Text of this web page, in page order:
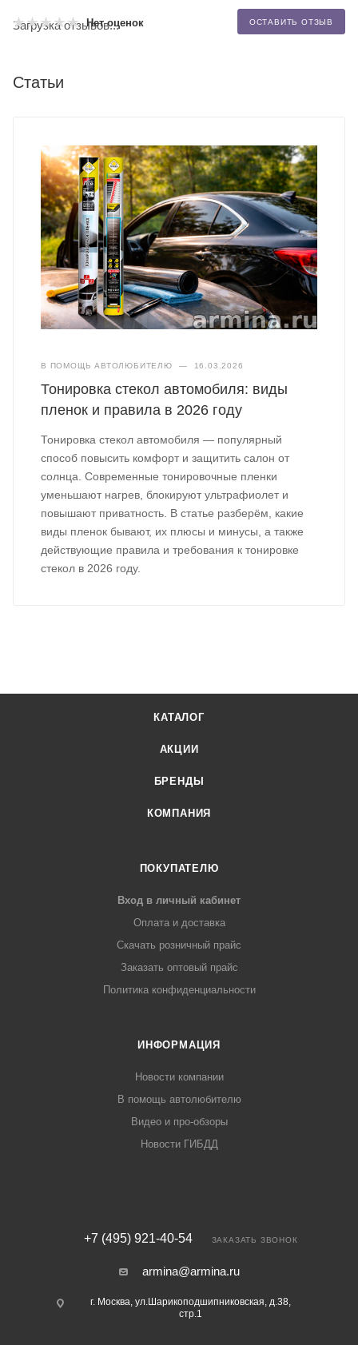
Нет оценок ОСТАВИТЬ ОТЗЫВ
Загрузка отзывов...
Статьи
В ПОМОЩЬ АВТОЛЮБИТЕЛЮ — 16.03.2026
Тонировка стекол автомобиля: виды
пленок и правила в 2026 году
Тонировка стекол автомобиля — популярный
способ повысить комфорт и защитить салон от
солнца. Современные тонировочные пленки
уменьшают нагрев, блокируют ультрафиолет и
повышают приватность. В статье разберём, какие
виды пленок бывают, их плюсы и минусы, а также
действующие правила и требования к тонировке
стекол в 2026 году.
КАТАЛОГ
АКЦИИ
БРЕНДЫ
КОМПАНИЯ
ПОКУПАТЕЛЮ
Вход в личный кабинет
Оплата и доставка
Скачать розничный прайс
Заказать оптовый прайс
Политика конфиденциальности
ИНФОРМАЦИЯ
Новости компании
В помощь автолюбителю
Видео и про-обзоры
Новости ГИБДД
+7 (495) 921-40-54 ЗАКАЗАТЬ ЗВОНОК
armina@armina.ru
г. Москва, ул.Шарикоподшипниковская, д.38,
стр.1